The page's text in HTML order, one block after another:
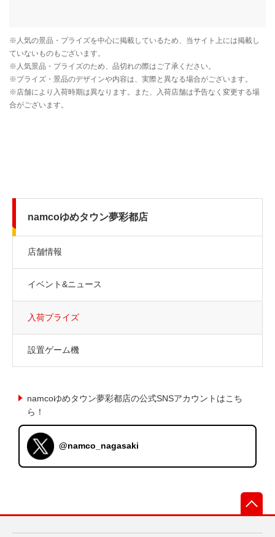
namcoゆめタウン夢彩都店
店舗情報
イベント&ニュース
入荷プライズ
設置ゲーム機
namcoゆめタウン夢彩都店の公式SNSアカウントはこち
ら！
@namco_nagasaki